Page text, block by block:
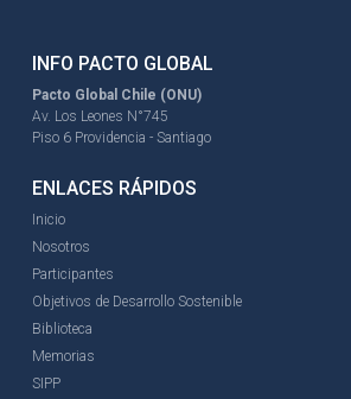
INFO PACTO GLOBAL
Pacto Global Chile (ONU)
Av. Los Leones N°745
Piso 6 Providencia - Santiago
ENLACES RÁPIDOS
Inicio
Nosotros
Participantes
Objetivos de Desarrollo Sostenible
Biblioteca
Memorias
SIPP